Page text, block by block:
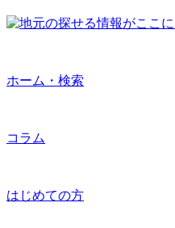
ホーム・検索
コラム
はじめての方